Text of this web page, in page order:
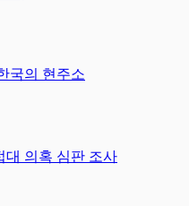
국의 현주소
대 의혹 심판 조사